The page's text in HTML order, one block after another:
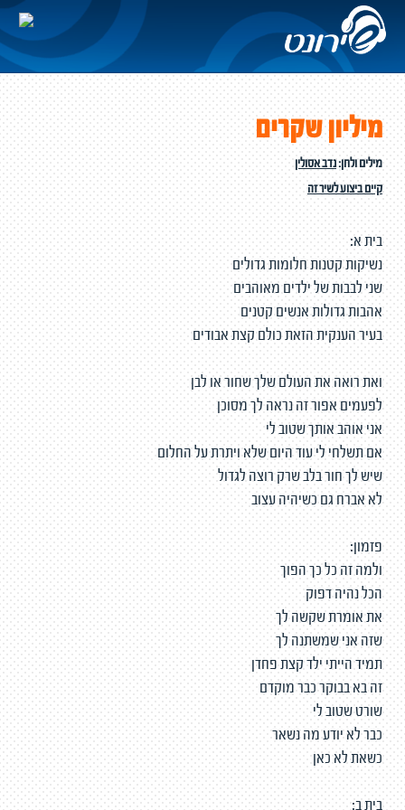
מיליון שקרים
מילים ולחן:נדב אסולין
קיים ביצוע לשיר זה
בית א:
נשיקות קטנות חלומות גדולים
שני לבבות של ילדים מאוהבים
אהבות גדולות אנשים קטנים
בעיר הענקית הזאת כולם קצת אבודים
ואת רואה את העולם שלך שחור או לבן
לפעמים אפור זה נראה לך מסוכן
אני אוהב אותך שטוב לי
אם תשלחי לי עוד היום שלא ויתרת על החלום
שיש לך חור בלב שרק רוצה לגדול
לא אברח גם כשיהיה עצוב
פזמון:
ולמה זה כל כך הפוך
הכל נהיה דפוק
את אומרת שקשה לך
שזה אני שמשתנה לך
תמיד הייתי ילד קצת פחדן
זה בא בבוקר כבר מוקדם
שורט שטוב לי
כבר לא יודע מה נשאר
כשאת לא כאן